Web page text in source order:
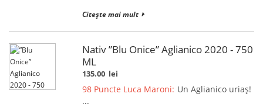
Citește mai mult
Nativ ”Blu Onice” Aglianico 2020 - 750
ML
135.00 lei
98 Puncte Luca Maroni: Un Aglianico uriaș!
...